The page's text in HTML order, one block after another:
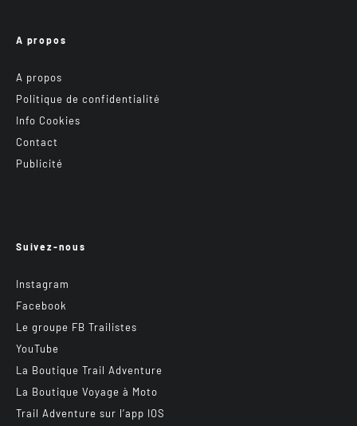
A propos
A propos
Politique de confidentialité
Info Cookies
Contact
Publicité
Suivez-nous
Instagram
Facebook
Le groupe FB Trailistes
YouTube
La Boutique Trail Adventure
La Boutique Voyage à Moto
Trail Adventure sur l’app IOS